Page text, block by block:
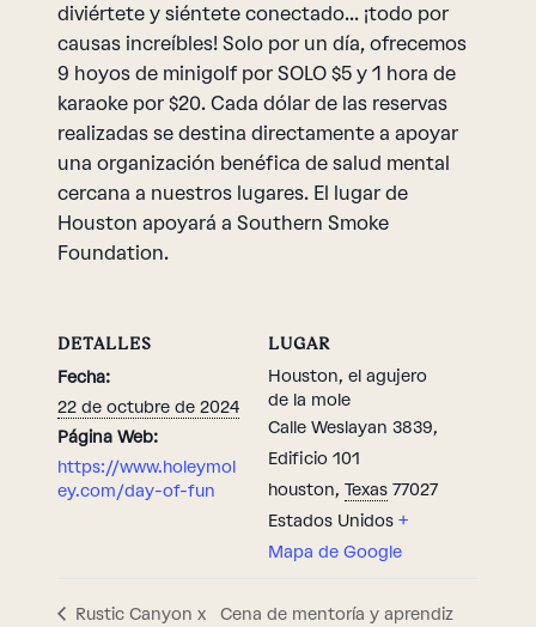
diviértete y siéntete conectado... ¡todo por
causas increíbles! Solo por un día, ofrecemos
9 hoyos de minigolf por SOLO $5 y 1 hora de
karaoke por $20. Cada dólar de las reservas
realizadas se destina directamente a apoyar
una organización benéfica de salud mental
cercana a nuestros lugares. El lugar de
Houston apoyará a Southern Smoke
Foundation.
DETALLES
Fecha:
22 de octubre de 2024
Página Web:
https://www.holeymol
ey.com/day-of-fun
LUGAR
Houston, el agujero
de la mole
Calle Weslayan 3839,
Edificio 101
houston, Texas 77027
Estados Unidos +
Mapa de Google
Rustic Canyon x
Cena de mentoría y aprendiz